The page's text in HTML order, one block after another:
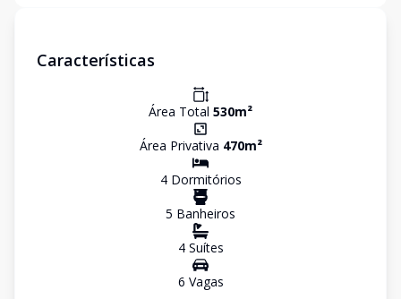
Características
Área Total 530m²
Área Privativa 470m²
4Dormitórios
5 Banheiros
4Suítes
6 Vagas